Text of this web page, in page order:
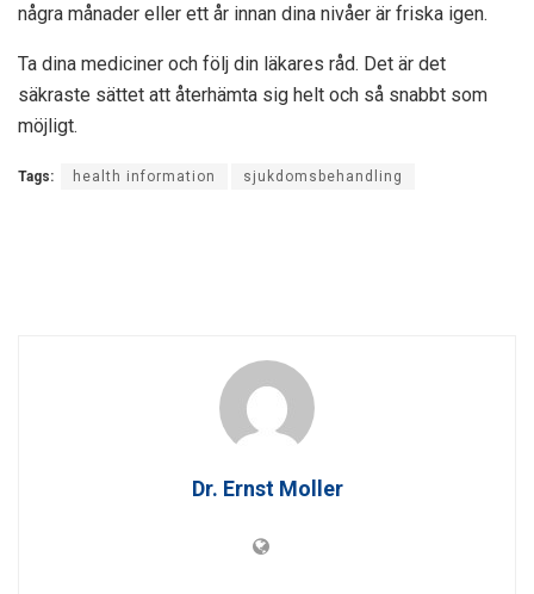
några månader eller ett år innan dina nivåer är friska igen.
Ta dina mediciner och följ din läkares råd. Det är det
säkraste sättet att återhämta sig helt och så snabbt som
möjligt.
Tags: health information sjukdomsbehandling
Dr. Ernst Moller